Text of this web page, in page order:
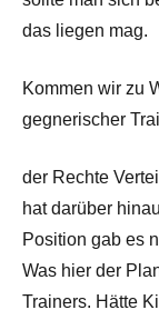
das liegen mag.
Kommen wir zu
gegnerischer
der Rechte
hat darüber
Position gab es
Was hier der
Trainers. Hätte